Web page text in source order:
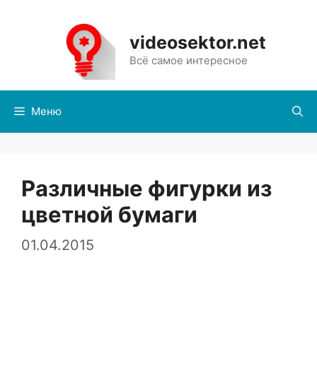
содержимому
videosektor.net
Всё самое интересное
Меню
Различные фигурки из
цветной бумаги
01.04.2015